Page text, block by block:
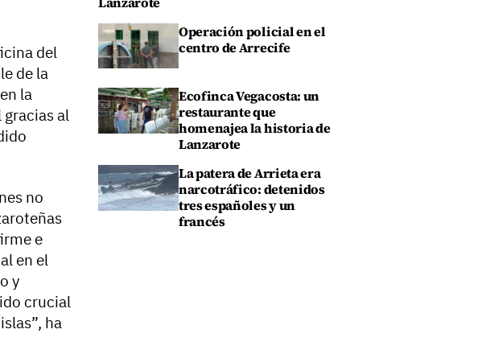
del
de la
la
al
no
e
en el
y
crucial
ha
Operación policial en el
centro de Arrecife
Ecofinca Vegacosta: un
restaurante que
homenajea la historia de
Lanzarote
La patera de Arrieta era
narcotráfico: detenidos
tres españoles y un
francés